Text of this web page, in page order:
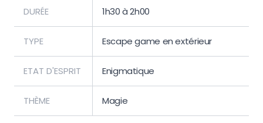
DURÉE 1h30 à 2h00
TYPE Escape game en extérieur
ETAT D'ESPRIT Enigmatique
THÈME Magie